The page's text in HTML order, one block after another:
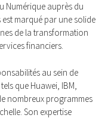
Numérique auprès du
marqué par une solide
de la transformation
financiers.
au sein de
que Huawei, IBM,
nombreux programmes
Son expertise